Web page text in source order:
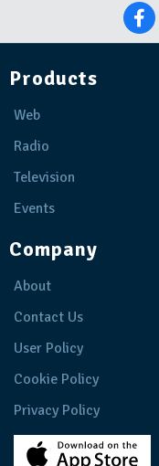
Products
Web
Radio
Television
Events
Company
About
Contact Us
User Policy
Cookie Policy
Privacy Policy